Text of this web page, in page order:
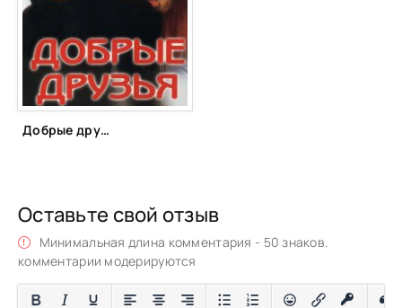
Добрые друзья (1991)
Оставьте свой отзыв
Минимальная длина комментария - 50 знаков.
комментарии модерируются